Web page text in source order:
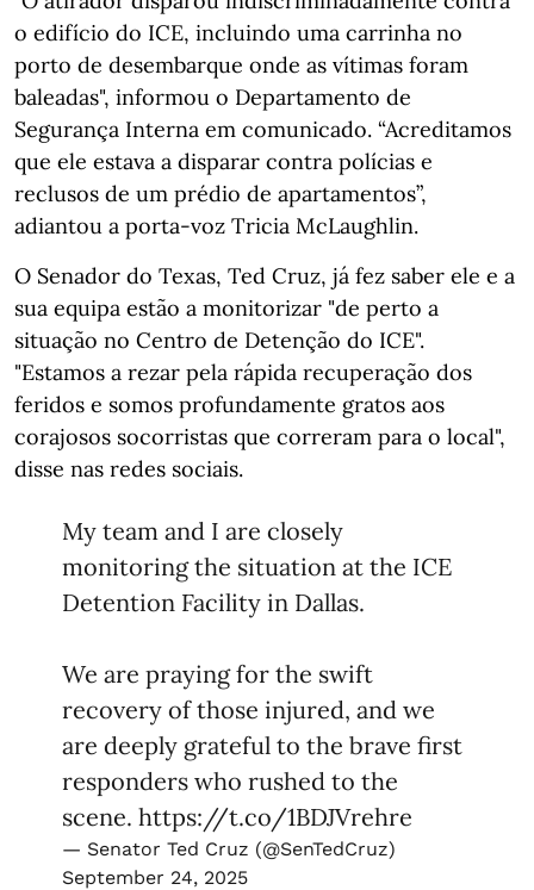
o edifício do ICE, incluindo uma carrinha no
porto de desembarque onde as vítimas foram
baleadas", informou o Departamento de
Segurança Interna em comunicado. “Acreditamos
que ele estava a disparar contra polícias e
reclusos de um prédio de apartamentos”,
adiantou a porta-voz Tricia McLaughlin.
O Senador do Texas, Ted Cruz, já fez saber ele e a
sua equipa estão a monitorizar "de perto a
situação no Centro de Detenção do ICE".
"Estamos a rezar pela rápida recuperação dos
feridos e somos profundamente gratos aos
corajosos socorristas que correram para o local",
disse nas redes sociais.
My team and I are closely
monitoring the situation at the ICE
Detention Facility in Dallas.
We are praying for the swift
recovery of those injured, and we
are deeply grateful to the brave first
responders who rushed to the
scene. https://t.co/1BDJVrehre
— Senator Ted Cruz (@SenTedCruz)
September 24, 2025